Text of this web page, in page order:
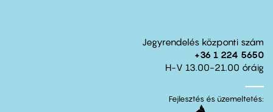
Jegyrendelés központi szám
+36 1 224 5650
H-V 13.00-21.00 óráig
Fejlesztés és üzemeltetés: